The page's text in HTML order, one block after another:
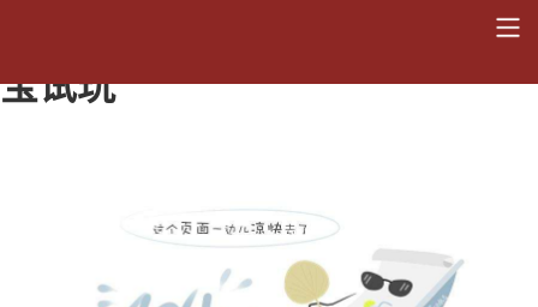
高分子专业教学团队-pg电子夺
宝试玩